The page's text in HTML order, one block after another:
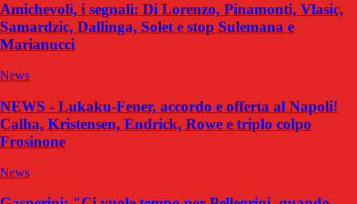
Amichevoli, i segnali: Di Lorenzo, Pinamonti, Vlasic,
Samardzic, Dallinga, Solet e stop Sulemana e
Marianucci
News
NEWS - Lukaku-Fener, accordo e offerta al Napoli!
Calha, Kristensen, Endrick, Rowe e triplo colpo
Frosinone
News